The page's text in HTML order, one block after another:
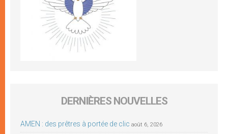
DERNIÈRES NOUVELLES
AMEN : des prêtres à portée de clic août 6, 2026